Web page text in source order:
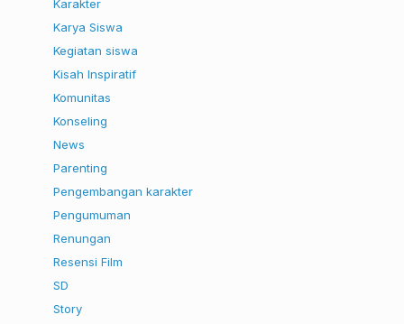
Karakter
Karya Siswa
Kegiatan siswa
Kisah Inspiratif
Komunitas
Konseling
News
Parenting
Pengembangan karakter
Pengumuman
Renungan
Resensi Film
SD
Story